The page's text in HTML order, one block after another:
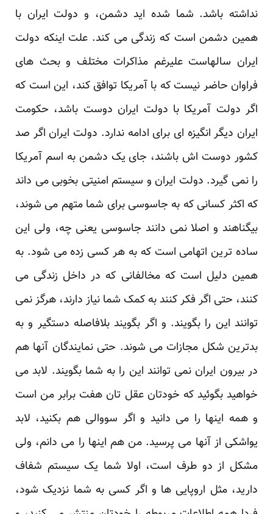
نداشته باشد. شما شده اید دشمن، و دولت ایران با
همین دشمن است که زندگی می کند. علت اینکه دولت
ایران سالهاست علیرغم مذاکرات مختلف و بحث های
فراوان حاضر نیست که با آمریکا توافق کند، این است که
اگر دولت آمریکا با دولت ایران دوست باشد، حکومت
ایران دیگر انگیزه ای برای ادامه ندارد. دولت ایران اگر صد
کشور دوست اش باشند، جای یک دشمن به اسم آمریکا
را نمی گیرد. دولت ایران و سیستم امنیتی بخوبی می داند
که اکثر کسانی که به جاسوسی برای شما متهم می شوند،
بیگناهند و اصلا نمی دانند جاسوسی یعنی چه، ولی این
ساده ترین اتهامی است که به هر کسی زده می شود. به
همین دلیل است که مخالفانی که در داخل زندگی می
کنند، حتی اگر فکر کنند به کمک شما نیاز دارند، هرگز نمی
توانند این را بگویند. و اگر بگویند بلافاصله دستگیر و به
بدترین شکل مجازات می شوند. حتی نمایندگان آنها هم
در بیرون ایران نمی توانند این را به شما بگویند. لابد می
خواهید بگوئید که خودتان عقل تان هفت برابر من است
و همه اینها را می دانید و اگر سووالی هم بکنید، لابد
یواشکی از آنها می پرسید. من هم اینها را می دانم، ولی
مشکل از دو طرف است، اولا شما یک سیستم شفاف
دارید، مثل اروپایی ها و اگر کسی به شما نزدیک شود،